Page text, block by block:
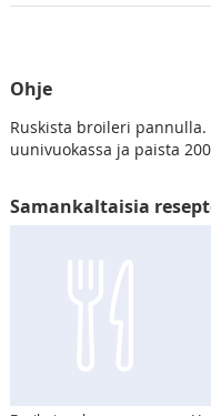
Ohje
Ruskista broileri pannulla.
uunivuokassa ja paista
Samankaltaisia